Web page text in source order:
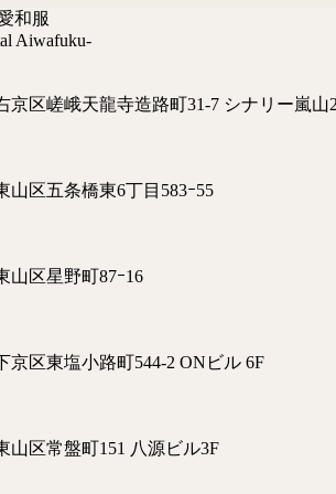
和服
Aiwafuku-
京区嵯峨天龍寺造路町31-7 シナリー嵐山
山区五条橋東6丁目583ｰ55
山区星野町87ｰ16
京区東塩小路町544-2 ONビル 6F
山区常盤町151 八源ビル3F